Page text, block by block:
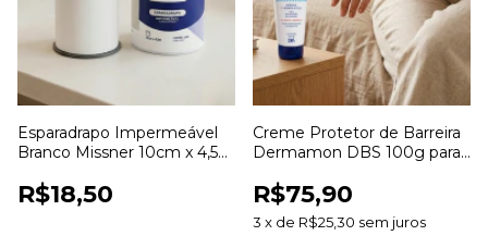
Esparadrapo Impermeável
Branco Missner 10cm x 4,5m
R$18,50
Creme Protetor de Barreira
Dermamon DBS 100g para
Pele
R$75,90
3 x de R$25,30 sem juros